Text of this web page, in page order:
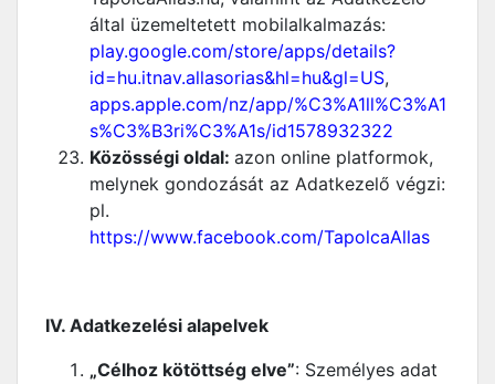
által üzemeltetett mobilalkalmazás:
play.google.com/store/apps/details?
id=hu.itnav.allasorias&hl=hu&gl=US,
apps.apple.com/nz/app/%C3%A1ll%C3%A1
s%C3%B3ri%C3%A1s/id1578932322
Közösségi oldal: azon online platformok,
melynek gondozását az Adatkezelő végzi:
pl.
https://www.facebook.com/TapolcaAllas
IV. Adatkezelési alapelvek
„Célhoz kötöttség elve”: Személyes adat